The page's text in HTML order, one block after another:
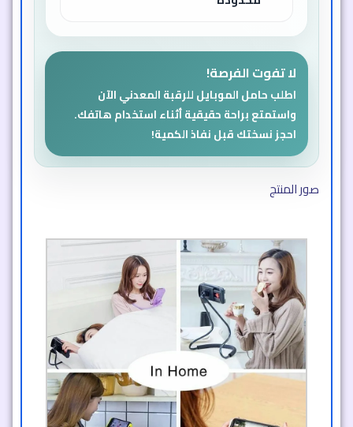
لا تفوت الفرصة!
اطلب حامل الموبايل للرقبة المعدني الآن
واستمتع براحة حقيقية أثناء استخدام هاتفك.
احجز نسختك قبل نفاذ الكمية!
صور المنتج​